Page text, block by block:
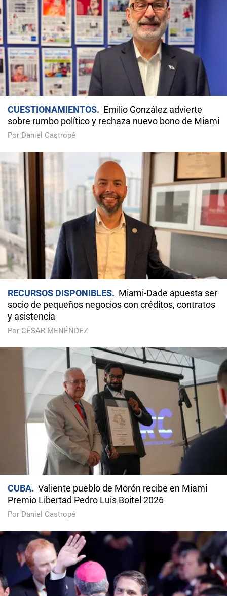
CUESTIONAMIENTOS
Emilio González advierte
sobre rumbo político y rechaza nuevo bono de Miami
Por Daniel Castropé
RECURSOS DISPONIBLES
Miami-Dade apuesta ser
socio de pequeños negocios con créditos, contratos
y asistencia
Por CÉSAR MENÉNDEZ
CUBA
Valiente pueblo de Morón recibe en Miami
Premio Libertad Pedro Luis Boitel 2026
Por Daniel Castropé